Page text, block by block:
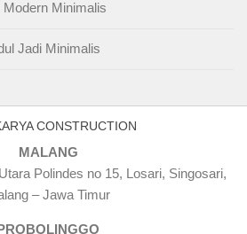
Minimalis
Jadi Minimalis
CONSTRUCTION
MALANG
Polindes no 15, Losari, Singosari,
– Jawa Timur